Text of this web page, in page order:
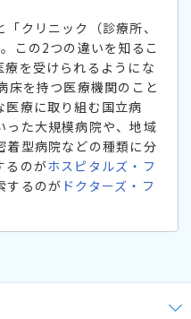
クリニック（診療所、
この2つの違いを知るこ
を受けられるようにな
床を持つ医療機関のこと
医療に取り組む国立病
った大規模病院や、地域
着型病院などの種類に分
るのがホスピタルズ・フ
するのが ドクターズ・フ